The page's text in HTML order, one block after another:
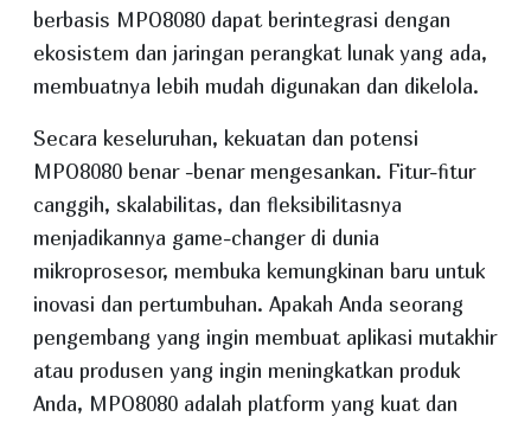
berbasis MPO8080 dapat berintegrasi dengan
ekosistem dan jaringan perangkat lunak yang ada,
membuatnya lebih mudah digunakan dan dikelola.
Secara keseluruhan, kekuatan dan potensi
MPO8080 benar -benar mengesankan. Fitur-fitur
canggih, skalabilitas, dan fleksibilitasnya
menjadikannya game-changer di dunia
mikroprosesor, membuka kemungkinan baru untuk
inovasi dan pertumbuhan. Apakah Anda seorang
pengembang yang ingin membuat aplikasi mutakhir
atau produsen yang ingin meningkatkan produk
Anda, MPO8080 adalah platform yang kuat dan